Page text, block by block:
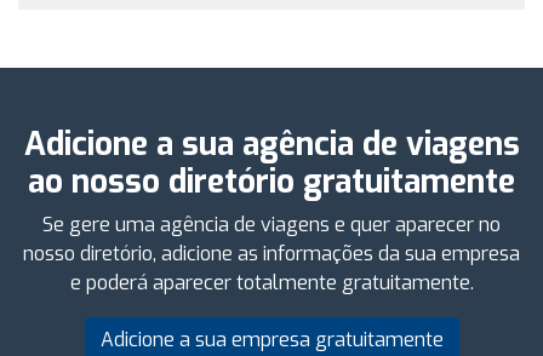
Adicione a sua agência de viagens
ao nosso diretório gratuitamente
Se gere uma agência de viagens e quer aparecer no
nosso diretório, adicione as informações da sua empresa
e poderá aparecer totalmente gratuitamente.
Adicione a sua empresa gratuitamente